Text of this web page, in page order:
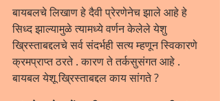
बायबलचे लिखाण हे दैवी प्रेरणेनेच झाले आहे हे
सिध्द झाल्यामुळे त्यामध्ये वर्णन केलेले येशु
ख्रिस्ताबद्दलचे सर्व संदर्भही सत्य म्हणून स्विकारणे
क्रमप्राप्त ठरते . कारण ते तर्कसुसंगत आहे .
बायबल येशू ख्रिस्ताबद्दल काय सांगते ?